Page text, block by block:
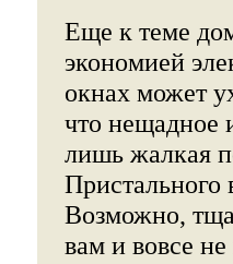
Еще к теме
экономией
окнах может
что нещадное
лишь жалкая
Возможно,
вам и вовсе не